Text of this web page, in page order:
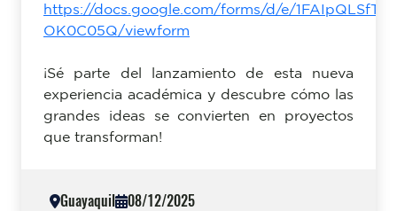
https://docs.google.com/forms/d/e/
OK0C05Q/viewform
¡Sé parte del lanzamiento de esta nueva
experiencia académica y descubre cómo las
grandes ideas se convierten en proyectos
que transforman!
Guayaquil 08/12/2025